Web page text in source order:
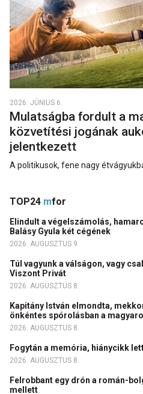
2026. JÚNIUS 6.
Mulatságba fordult a
közvetítési jogának
jelentkezett
A politikusok, fene nagy
TOP24 mfor
Elindult a végelszámolás,
Balásy Gyula két cégének
2026. AUGUSZTUS 9.
Túl vagyunk a válságon, vagy
Viszont Privát
2026. AUGUSZTUS 8.
Kapitány István elmondta,
önkéntes spórolásban a
2026. AUGUSZTUS 8.
Fogytán a memória, hiánycikk
2026. AUGUSZTUS 8.
Felrobbant egy drón a román-
mellett